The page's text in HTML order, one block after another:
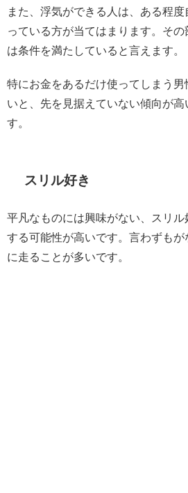
また、浮気ができる人は、ある程
っている方が当てはまります。そ
は条件を満たしていると言えます。
特にお金をあるだけ使ってしまう
いと、先を見据えていない傾向が
す。
スリル好き
平凡なものには興味がない、スリ
する可能性が高いです。言わずも
に走ることが多いです。